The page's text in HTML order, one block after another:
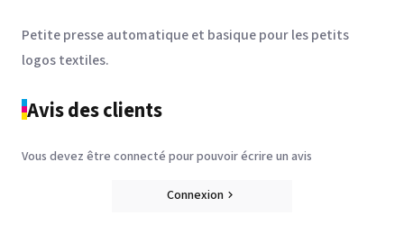
Petite presse automatique et basique pour les petits
logos textiles.
Avis des clients
Vous devez être connecté pour pouvoir écrire un avis
Connexion